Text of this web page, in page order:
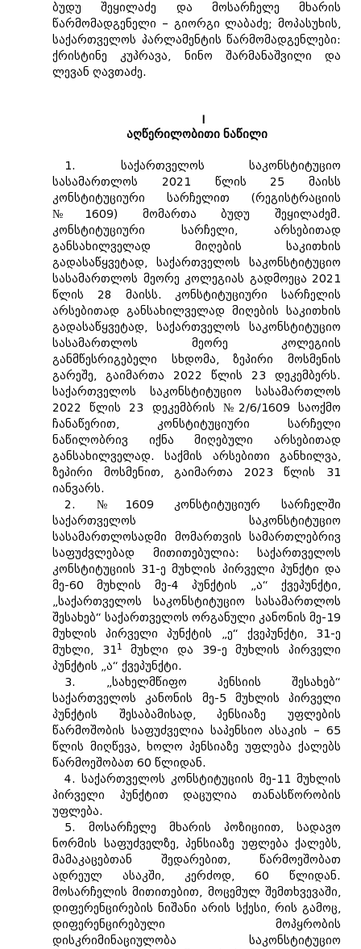
ბუდუ შეყილაძე და მოსარჩელე მხარის
წარმომადგენელი – გიორგი ლაბაძე; მოპასუხის,
საქართველოს პარლამენტის წარმომადგენლები:
ქრისტინე კუპრავა, ნინო შარმანაშვილი და
ლევან ღავთაძე.
I
აღწერილობითი ნაწილი
1. საქართველოს საკონსტიტუციო
სასამართლოს 2021 წლის 25 მაისს
კონსტიტუციური სარჩელით (რეგისტრაციის
№1609) მომართა ბუდუ შეყილაძემ.
კონსტიტუციური სარჩელი, არსებითად
განსახილველად მიღების საკითხის
გადასაწყვეტად, საქართველოს საკონსტიტუციო
სასამართლოს მეორე კოლეგიას გადმოეცა 2021
წლის 28 მაისს. კონსტიტუციური სარჩელის
არსებითად განსახილველად მიღების საკითხის
გადასაწყვეტად, საქართველოს საკონსტიტუციო
სასამართლოს მეორე კოლეგიის
განმწესრიგებელი სხდომა, ზეპირი მოსმენის
გარეშე, გაიმართა 2022 წლის 23 დეკემბერს.
საქართველოს საკონსტიტუციო სასამართლოს
2022 წლის 23 დეკემბრის №2/6/1609 საოქმო
ჩანაწერით, კონსტიტუციური სარჩელი
ნაწილობრივ იქნა მიღებული არსებითად
განსახილველად. საქმის არსებითი განხილვა,
ზეპირი მოსმენით, გაიმართა 2023 წლის 31
იანვარს.
2. №1609 კონსტიტუციურ სარჩელში
საქართველოს საკონსტიტუციო
სასამართლოსადმი მომართვის სამართლებრივ
საფუძვლებად მითითებულია: საქართველოს
კონსტიტუციის 31-ე მუხლის პირველი პუნქტი და
მე-60 მუხლის მე-4 პუნქტის „ა“ ქვეპუნქტი,
„საქართველოს საკონსტიტუციო სასამართლოს
შესახებ“ საქართველოს ორგანული კანონის მე-19
მუხლის პირველი პუნქტის „ე“ ქვეპუნქტი, 31-ე
მუხლი, 311
მუხლი და 39-ე მუხლის პირველი
პუნქტის „ა“ ქვეპუნქტი.
3. „სახელმწიფო პენსიის შესახებ“
საქართველოს კანონის მე-5 მუხლის პირველი
პუნქტის შესაბამისად, პენსიაზე უფლების
წარმოშობის საფუძველია საპენსიო ასაკის – 65
წლის მიღწევა, ხოლო პენსიაზე უფლება ქალებს
წარმოეშობათ 60 წლიდან.
4. საქართველოს კონსტიტუციის მე-11 მუხლის
პირველი პუნქტით დაცულია თანასწორობის
უფლება.
5. მოსარჩელე მხარის პოზიციით, სადავო
ნორმის საფუძველზე, პენსიაზე უფლება ქალებს,
მამაკაცებთან შედარებით, წარმოეშობათ
ადრეულ ასაკში, კერძოდ, 60 წლიდან.
მოსარჩელის მითითებით, მოცემულ შემთხვევაში,
დიფერენცირების ნიშანი არის სქესი, რის გამოც,
დიფერენცირებული მოპყრობის
დისკრიმინაციულობა საკონსტიტუციო